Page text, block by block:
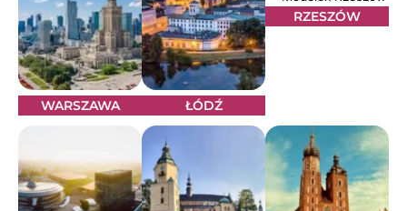
WARSZAWA ŁÓDŹ
RZESZÓW